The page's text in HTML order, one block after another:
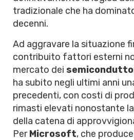
tradizionale che ha
decenni.
Ad aggravare la situazione
contribuito fattori esterni
mercato dei
ha subito negli ultimi anni
precedenti, con costi di
rimasti elevati nonostante
della catena di
PerMicrosoft, che